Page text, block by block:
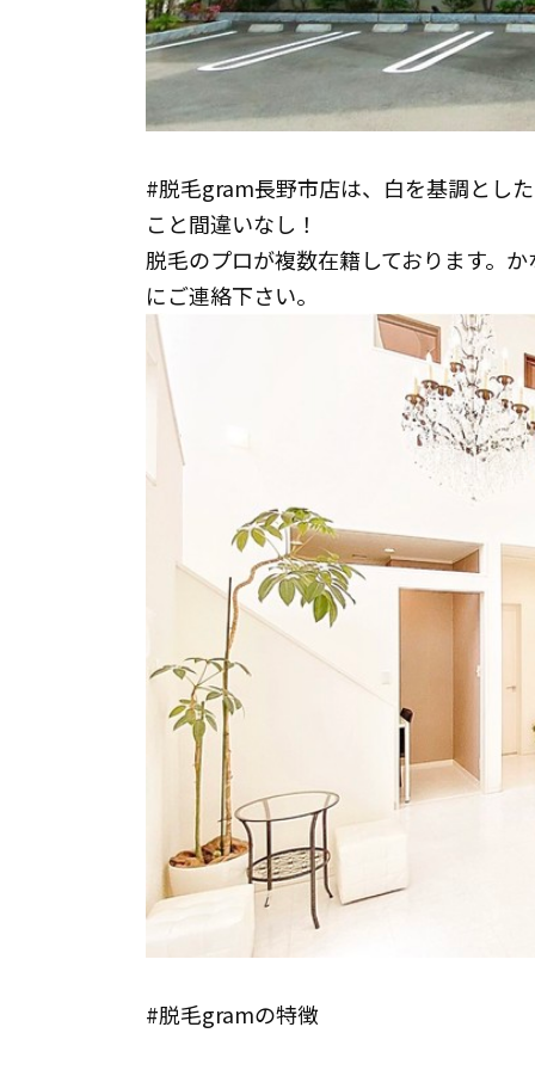
#脱毛gram長野市店は、白を基調とし
こと間違いなし！
脱毛のプロが複数在籍しております。
にご連絡下さい。
#脱毛gramの特徴